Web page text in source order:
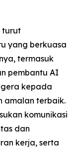
turut
yang berkuasa
termasuk
pembantu AI
kepada
amalan terbaik.
komunikasi
dan
kerja, serta